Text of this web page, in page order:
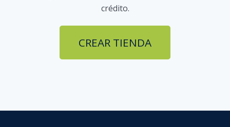
crédito.
CREAR TIENDA